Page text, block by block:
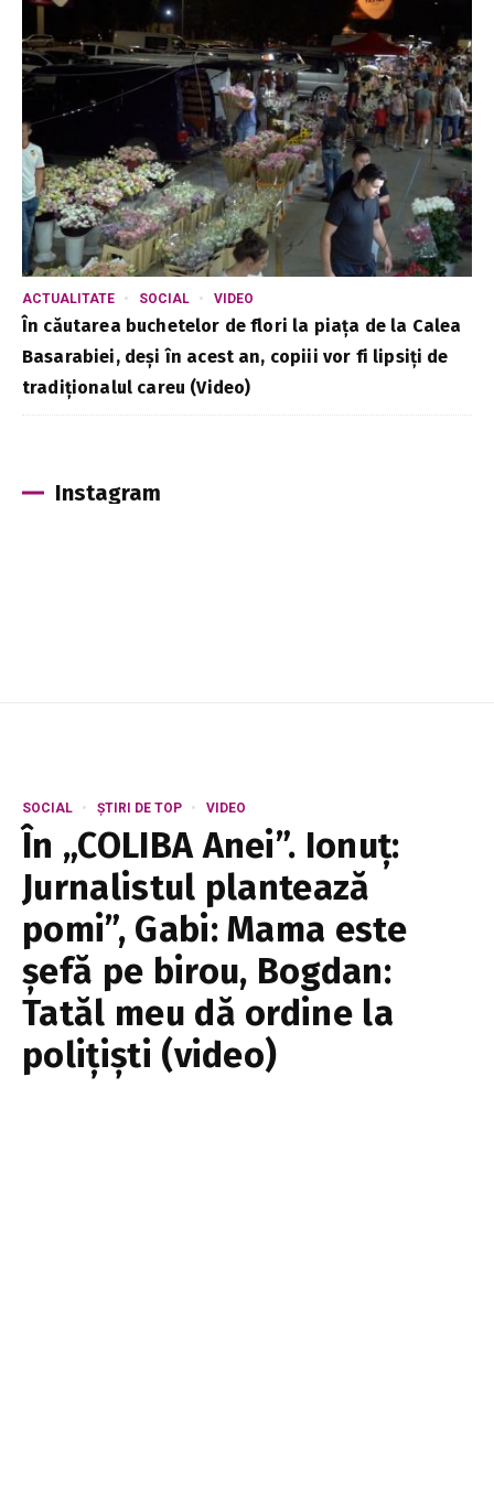
ACTUALITATE SOCIAL VIDEO
În căutarea buchetelor de flori la piața de la Calea
Basarabiei, deși în acest an, copiii vor fi lipsiți de
tradiționalul careu (Video)
Instagram
SOCIAL ȘTIRI DE TOP VIDEO
În „COLIBA Anei”. Ionuț:
Jurnalistul plantează
pomi”, Gabi: Mama este
șefă pe birou, Bogdan:
Tatăl meu dă ordine la
polițiști (video)